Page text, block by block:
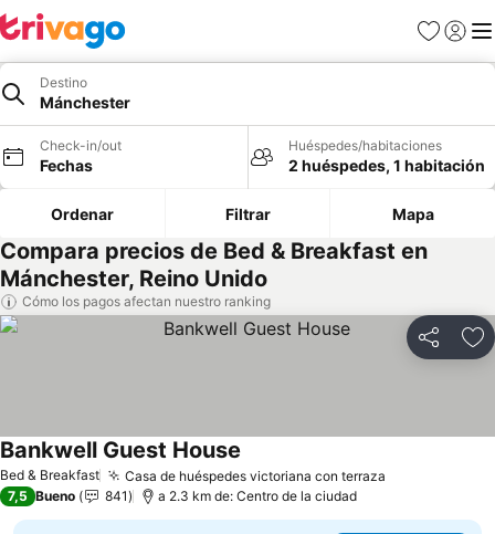
Favoritos
Iniciar
Destino
Mánchester
Check-in/out
Fechas
Huéspedes/habitaciones
2 huéspedes, 1 habitación
Ordenar Filtrar Mapa
Compara precios de Bed & Breakfast en
Mánchester, Reino Unido
Cómo los pagos afectan nuestro ranking
Compartir
Bed & Breakfast Casa de huéspedes victoriana con terraza
Bankwell Guest House
7,5 Bueno 841 a 2.3 km de: Centro de la ciudad